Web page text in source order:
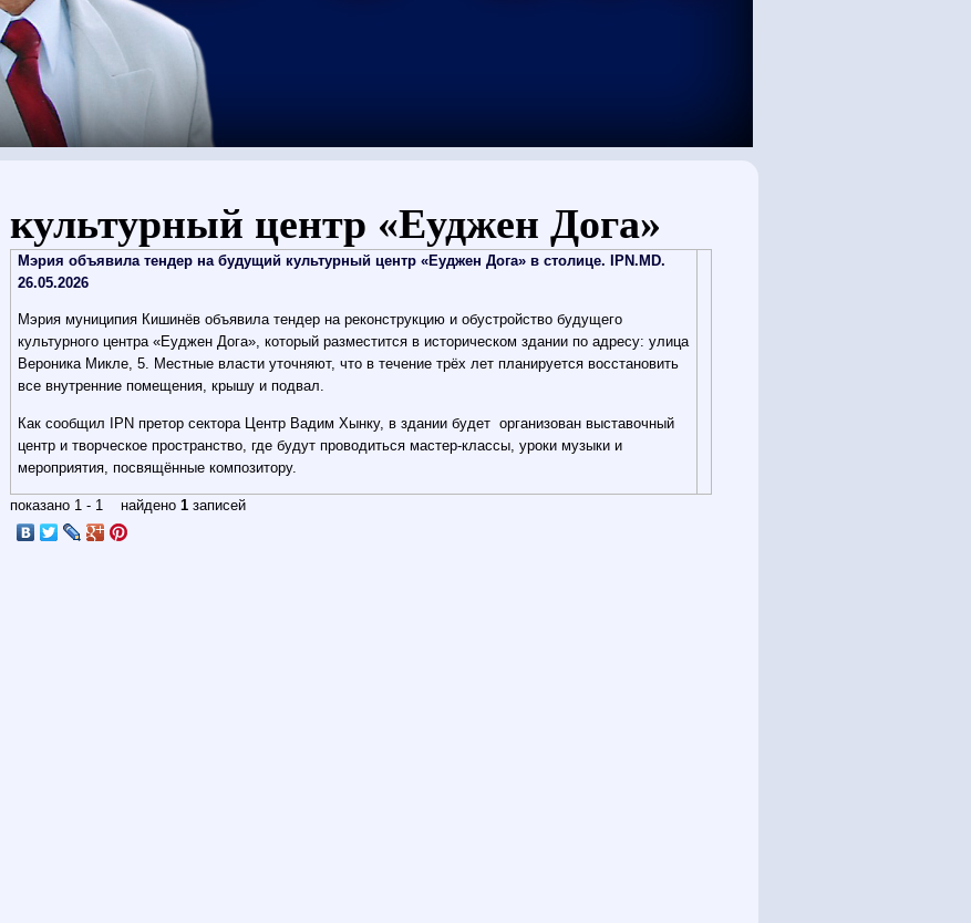
культурный центр «Еуджен Дога»
Мэрия объявила тендер на будущий культурный центр «Еуджен Дога» в столице. IPN.MD.
26.05.2026
Мэрия муниципия Кишинёв объявила тендер на реконструкцию и обустройство будущего
культурного центра «Еуджен Дога», который разместится в историческом здании по адресу: улица
Вероника Микле, 5. Местные власти уточняют, что в течение трёх лет планируется восстановить
все внутренние помещения, крышу и подвал.
Как сообщил IPN претор сектора Центр Вадим Хынку, в здании будет организован выставочный
центр и творческое пространство, где будут проводиться мастер-классы, уроки музыки и
мероприятия, посвящённые композитору.
показано 1 - 1 найдено1 записей